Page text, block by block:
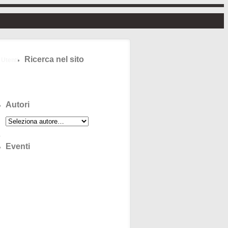
Utenti Ricerca nel sito
Autori
Eventi